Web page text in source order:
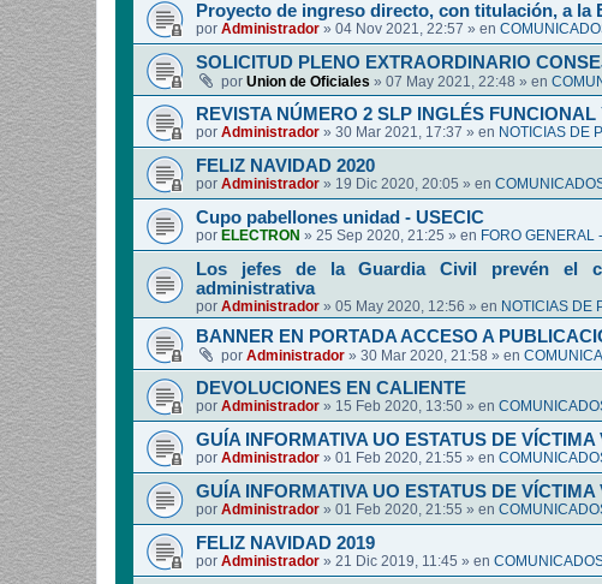
Proyecto de ingreso directo, con titulación, a la
por Administrador » 04 Nov 2021, 22:57 » en
SOLICITUD PLENO EXTRAORDINARIO
por Union de Oficiales » 07 May 2021, 22:48 » en
REVISTA NÚMERO 2 SLP INGLÉS
por Administrador » 30 Mar 2021, 17:37 » en NOTICIAS DE
FELIZ NAVIDAD 2020
por Administrador » 19 Dic 2020, 20:05 » en
Cupo pabellones unidad - USECIC
por ELECTRON » 25 Sep 2020, 21:25 » en FORO GENERAL
Los jefes de la Guardia Civil prevén el
administrativa
por Administrador » 05 May 2020, 12:56 » en NOTICIAS DE
BANNER EN PORTADA ACCESO A
por Administrador » 30 Mar 2020, 21:58 » en
DEVOLUCIONES EN CALIENTE
por Administrador » 15 Feb 2020, 13:50 » en
GUÍA INFORMATIVA UO ESTATUS DE
por Administrador » 01 Feb 2020, 21:55 » en
GUÍA INFORMATIVA UO ESTATUS DE
por Administrador » 01 Feb 2020, 21:55 » en
FELIZ NAVIDAD 2019
por Administrador » 21 Dic 2019, 11:45 » en